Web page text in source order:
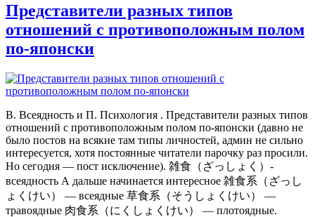
Представители разных типов
отношений с противоположным полом
по-японски
В. Всеядность и П. Психология . Представители разных типов
отношений с противоположным полом по-японски (давно не
было постов на всякие там типы личностей, админ не сильно
интересуется, хотя постоянные читатели парочку раз просили.
Но сегодня — пост исключение). 雑食（ざっしょく）-
всеядность А дальше начинается интересное 雑食系（ざっし
ょくけい） — всеядные 草食系（そうしょくけい） —
травоядные 肉食系（にくしょくけい） — плотоядные.